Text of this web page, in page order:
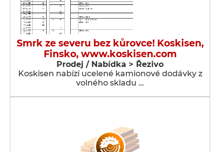
Smrk ze severu bez kůrovce! Koskisen,
Finsko, www.koskisen.com
Prodej / Nabídka > Řezivo
Koskisen nabízí ucelené kamionové dodávky z
volného skladu …